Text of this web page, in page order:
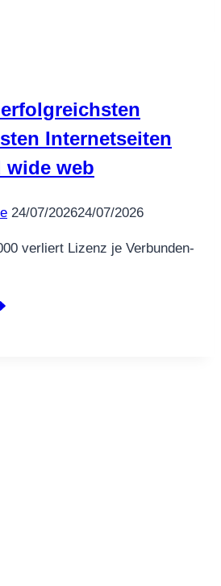
Internetseiten
wide web
24/07/202624/07/2026
verliert Lizenz je Verbunden-